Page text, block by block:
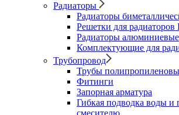
Радиаторы
Радиаторы
Решетки для
Радиаторы алюминиевые
Комплектующие для
Трубопровод
Трубы
Фитинги
Запорная арматура
Гибкая подводка воды и
смесителю